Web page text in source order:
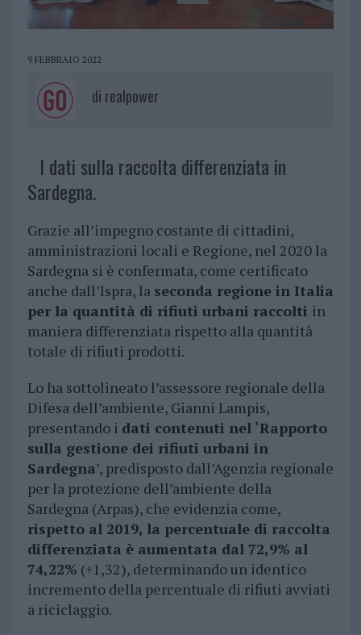
9 FEBBRAIO 2022
di realpower
I dati sulla raccolta differenziata in
Sardegna.
Grazie all’impegno costante di cittadini,
amministrazioni locali e Regione, nel 2020 la
Sardegna si è confermata, come certificato
anche dall’Ispra, la seconda regione in Italia
per la quantità di rifiuti urbani raccolti in
maniera differenziata rispetto alla quantità
totale di rifiuti prodotti.
Lo ha sottolineato l’assessore regionale della
Difesa dell’ambiente, Gianni Lampis,
presentando i dati contenuti nel ‘Rapporto
sulla gestione dei rifiuti urbani in
Sardegna’, predisposto dall’Agenzia regionale
per la protezione dell’ambiente della
Sardegna (Arpas), che evidenzia come,
rispetto al 2019, la percentuale di raccolta
differenziata è aumentata dal 72,9% al
74,22% (+1,32), determinando un identico
incremento della percentuale di rifiuti avviati
a riciclaggio.